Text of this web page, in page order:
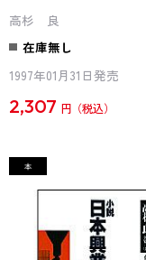
高杉 良
在庫無し
1997年01月31日発売
2,307 円